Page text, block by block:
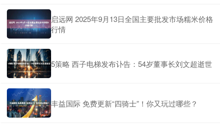
启远网 2025年9月13日全国主要批发市场糯米价格
行情
5策略 西子电梯发布讣告：54岁董事长刘文超逝世
丰益国际 免费更新“四骑士”！你又玩过哪些？